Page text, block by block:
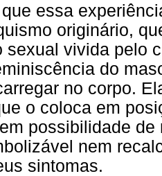
essa
originário,
sexual vivida pelo
do
no corpo.
o coloca em
possibilidade de
nem
sintomas.